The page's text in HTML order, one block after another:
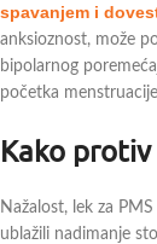
spavanjem i
anksioznost, može
bipolarnog
početka
Kako protiv
Nažalost, lek za
ublažili nadimanje